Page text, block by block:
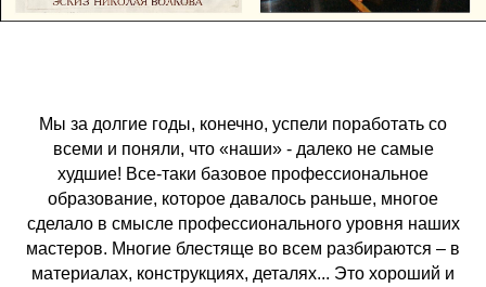
Мы за долгие годы, конечно, успели поработать со
всеми и поняли, что «наши» - далеко не самые
худшие! Все-таки базовое профессиональное
образование, которое давалось раньше, многое
сделало в смысле профессионального уровня наших
мастеров. Многие блестяще во всем разбираются – в
материалах, конструкциях, деталях... Это хороший и